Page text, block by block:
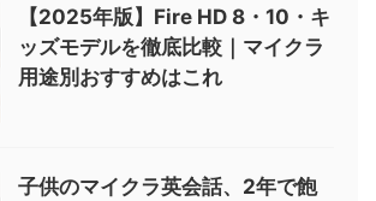
【2025年版】Fire HD 8・10・キ
ッズモデルを徹底比較｜マイクラ
用途別おすすめはこれ
子供のマイクラ英会話、2年で飽